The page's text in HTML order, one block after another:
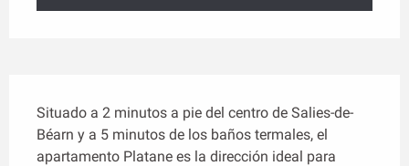
Situado a 2 minutos a pie del centro de Salies-de-
Béarn y a 5 minutos de los baños termales, el
apartamento Platane es la dirección ideal para